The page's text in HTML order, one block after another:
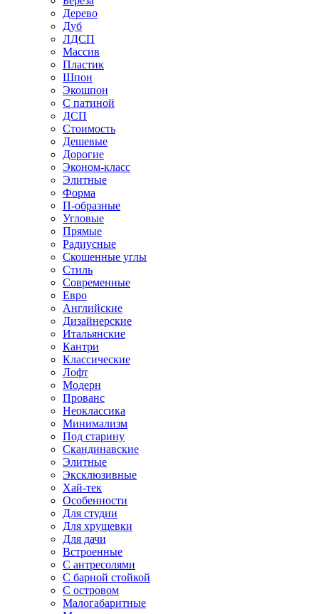
Дерево
Дуб
ЛДСП
Массив
Пластик
Шпон
Экошпон
С патиной
ДСП
Стоимость
Дешевые
Дорогие
Эконом-класс
Элитные
Форма
П-образные
Угловые
Прямые
Радиусные
Скошенные углы
Стиль
Современные
Евро
Английские
Дизайнерские
Итальянские
Кантри
Классические
Лофт
Модерн
Прованс
Неоклассика
Минимализм
Под старину
Скандинавские
Элитные
Эксклюзивные
Хай-тек
Особенности
Для студии
Для хрущевки
Для дачи
Встроенные
С антресолями
С барной стойкой
С островом
Малогабаритные